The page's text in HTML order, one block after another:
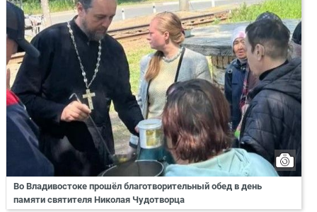
Во Владивостоке прошёл благотворительный обед в день
памяти святителя Николая Чудотворца